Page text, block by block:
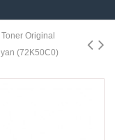
Toner Original
(72K50C0)